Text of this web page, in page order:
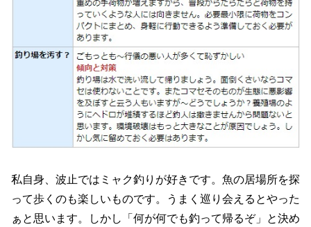
私自身、波止ではミャク釣りが好きです。魚の居場所を探
って歩くのも楽しいものです。うまく巡り会えるとやった
ぁと思います。しかし「何が何でも釣って帰るぞ」と決め